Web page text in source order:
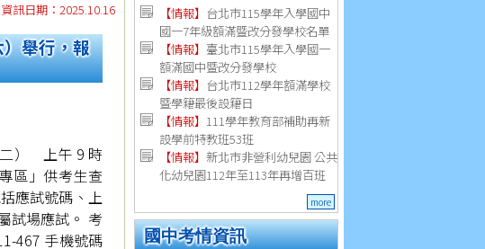
資訊日期：2025.10.16
舉行，報
二） 上午 9 時
區」供考生查
應試號碼、上
試場應試。 考
467 手機號碼
【情報】 台北市115學年入學國中
國一7年級額滿暨改分發學校名單
【情報】 臺北市115學年入學國一
額滿國中暨改分發學校
【情報】 台北市112學年額滿學校
暨學籍最後設籍日
【情報】 111學年教育部補助再新
設學前特教班53班
【情報】 新北市非營利幼兒園 公共
化幼兒園112年至113年再增百班
more
國中考情資訊